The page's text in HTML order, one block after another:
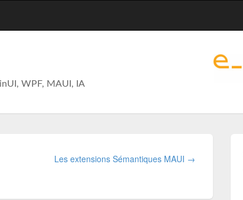
WPF, MAUI, IA
Les extensions Sémantiques MAUI →